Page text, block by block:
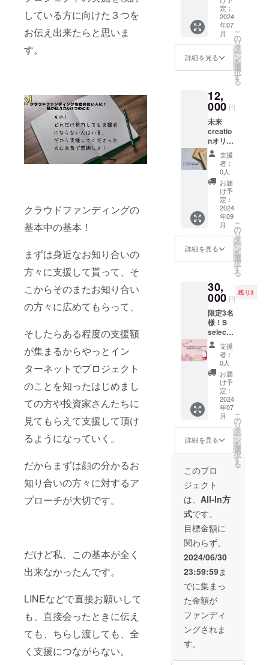
している方に向けた３つを
お伝え出来たらと思いま
す。
クラウドファンディングの
基本中の基本！
まずは身近なお知り合いの
方々に支援して貰って、そ
こからそのまたお知り合い
の方々に広めてもらって、
そしたらある程度の支援額
が集まるからやっとイン
ターネットでプロジェクト
のことを知ったはじめまし
ての方や投資家さんたちに
見てもらえて支援して頂け
るようになっていく。
だからまずは顔の分かるお
知り合いの方々に対するア
プローチが大切です。
だけど私、この基本が全く
出来なかったんです。
LINEなどで直接お願いして
も、直接会ったときに伝え
ても、ちらし渡しても、全
く支援につながらない。
様のた
めにパ
ワー
アップ
したも
のを
お送り
しま
す。 A4
サイ
ズ、合
計50
ページ
程度の
カラー
です。
selectio
nのオ
フィ
シャル
LINEア
カウン
トのプ
ロ
ルペー
ジにて
ご支援
者様の
お名前
を掲載
いたし
ます。
法人
名、団
体名、
個人名
など最
大15文
字程度
の掲載
が可能
期限はS
selectio
nが存続
する限
り（最
低1年
間）で
す。 掲
載を希
望する
お名前
を備考
欄に必
ずご入
力くだ
さい。
定：
2024
年07
月
詳細を見る
こ
の
リ
タ
ー
ン
を
選
択
す
る
12,
000 円
未来
creatio
nオリジ
ナルク
ラウド
ファン
ディン
グマ
ニュア
ル（紙
印刷
版）
「初心
者でも
わかり
やす
いうお
客様か
らのお
声が多
いオリ
ジナル
マニュ
アル
を、さ
らにご
支援者
様のた
めにパ
ワー
アップ
したも
のを印
トファ
イルに
入れて
郵送に
てお送
りしま
す。 内
容は
PDF版
と同じ
もので
す。 A4
サイ
ズ、合
計50
ページ
程度の
カラー
支援
者：
0人
お届
け予
定：
2024
年09
月
詳細を見る
こ
の
リ
タ
ー
ン
を
選
択
す
る
30,
000 円
残り3
限定3名
様！S
selectio
nのプロ
フィー
ルペー
ジでご
紹介 S
selectio
nのオ
フィ
シャル
LINEア
カウン
トのプ
ロ
フィー
ルペー
ジにお
いてお
名前
（会社
名、団
体名な
ど）、
事業内
容、ア
ピール
ポイン
ト、写
真など
を掲載
いたし
ます。
2000文
支援
者：
0人
お届
け予
定：
2024
年07
月
詳細を見る
こ
の
リ
タ
ー
ン
を
選
択
す
る
このプロ
ジェクト
は、 All-In方
式です。
目標金額に
関わらず、
2024/06/30
23:59:59ま
でに集まっ
た金額が
ファンディ
ングされま
す。